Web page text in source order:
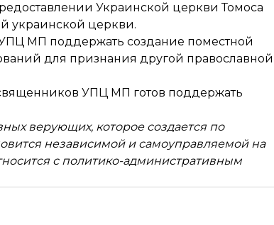
Украинской церкви Томоса
украинской церкви.
УПЦ МП поддержать создание поместной
для признания другой православной
УПЦ МП готов поддержать
верующих, которое создается по
независимой и самоуправляемой на
с политико-административным